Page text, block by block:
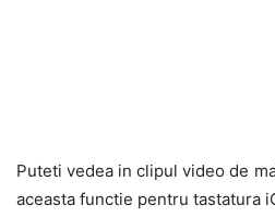
Puteti vedea in clipul video de
aceasta functie pentru tastatura